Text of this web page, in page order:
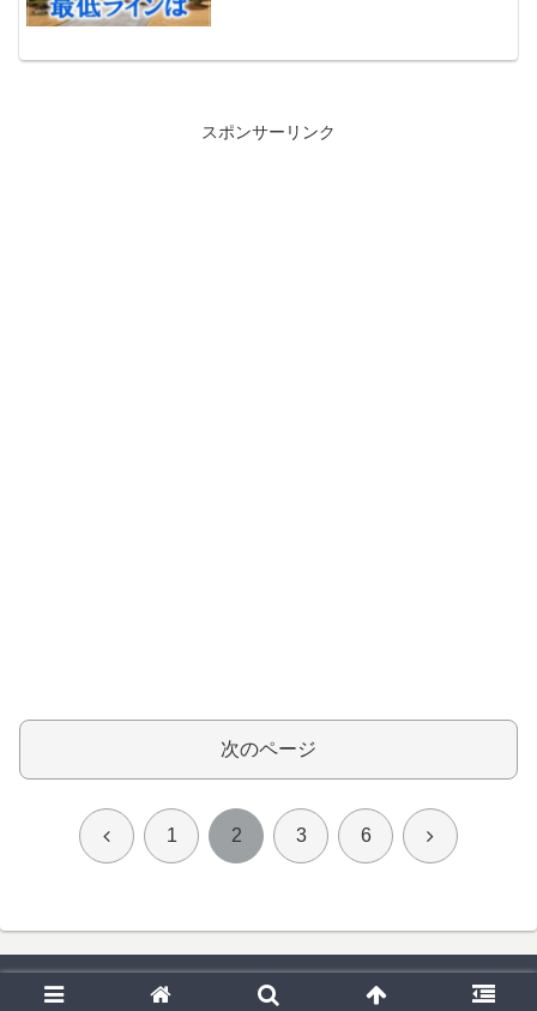
スポンサーリンク
次のページ
前 1 2 3 6 次
© 2025 注文住宅のソコが知りたい.